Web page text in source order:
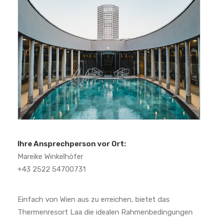
Ihre Ansprechperson vor Ort:
Mareike Winkelhöfer
+43 2522 54700731
Einfach von Wien aus zu erreichen, bietet das
Thermenresort Laa die idealen Rahmenbedingungen